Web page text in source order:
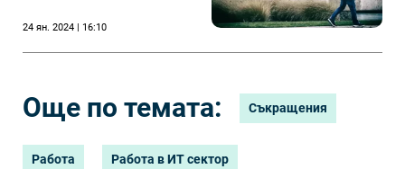
рекордно
24 ян. 2024 | 16:10
Още по темата: Съкращения
Работа Работа в ИТ сектор